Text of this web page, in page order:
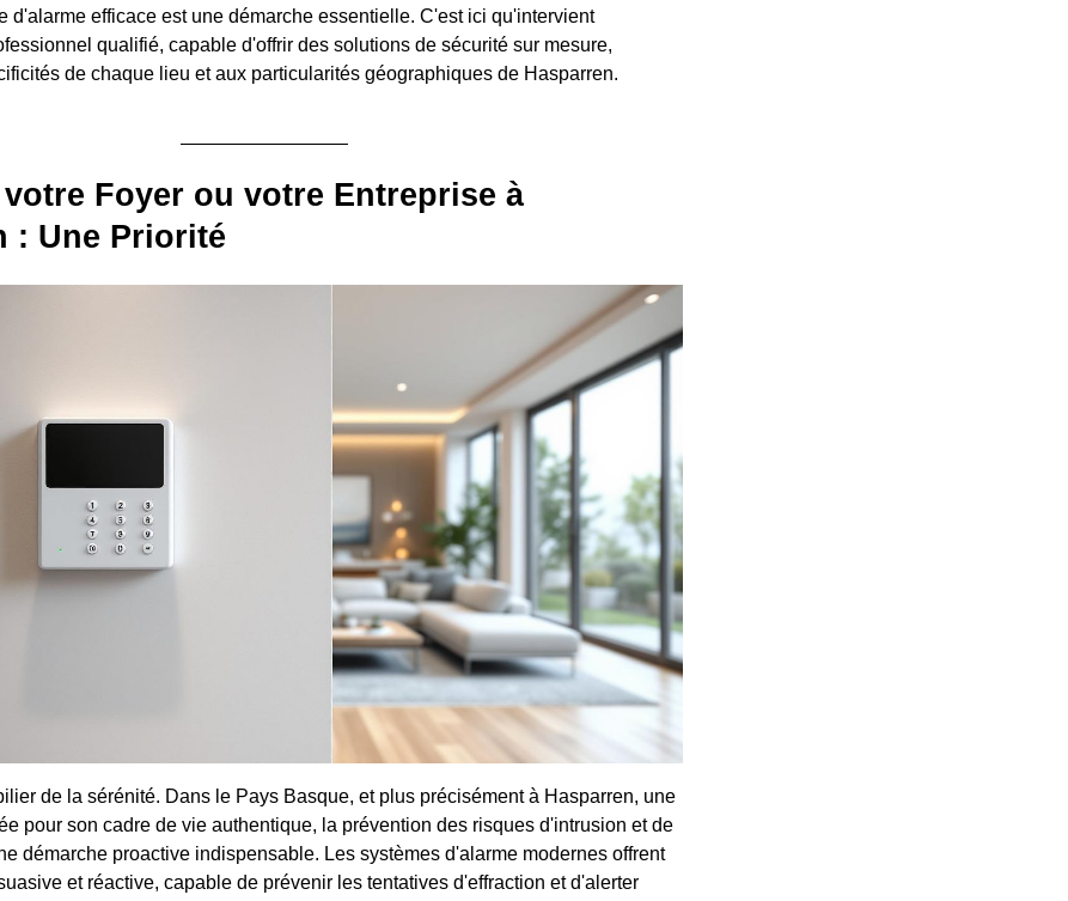
d'alarme efficace est une démarche essentielle. C'est ici qu'intervient
qualifié, capable d'offrir des solutions de sécurité sur mesure,
de chaque lieu et aux particularités géographiques de Hasparren.
Foyer ou votre Entreprise à
: Une Priorité
de la sérénité. Dans le Pays Basque, et plus précisément à Hasparren, une
pour son cadre de vie authentique, la prévention des risques d'intrusion et de
démarche proactive indispensable. Les systèmes d'alarme modernes offrent
et réactive, capable de prévenir les tentatives d'effraction et d'alerter